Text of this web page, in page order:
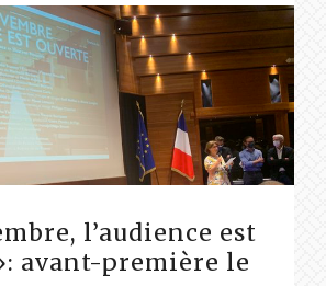
l’audience est
avant-première le